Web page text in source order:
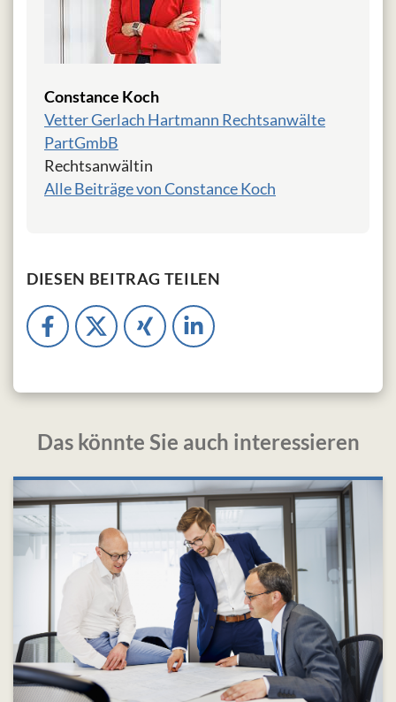
Constance Koch
Vetter Gerlach Hartmann Rechtsanwälte
PartGmbB
Rechtsanwältin
Alle Beiträge von Constance Koch
DIESEN BEITRAG TEILEN
Das könnte Sie auch interessieren